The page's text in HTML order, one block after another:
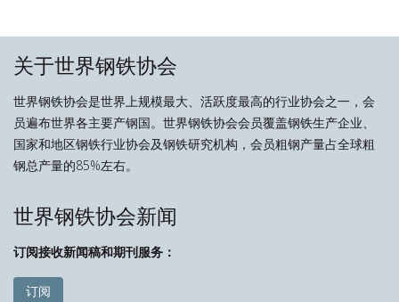
关于世界钢铁协会
世界钢铁协会是世界上规模最大、活跃度最高的行业协会之一，会
员遍布世界各主要产钢国。世界钢铁协会会员覆盖钢铁生产企业、
国家和地区钢铁行业协会及钢铁研究机构，会员粗钢产量占全球粗
钢总产量的85%左右。
世界钢铁协会新闻
订阅接收新闻稿和期刊服务：
订阅